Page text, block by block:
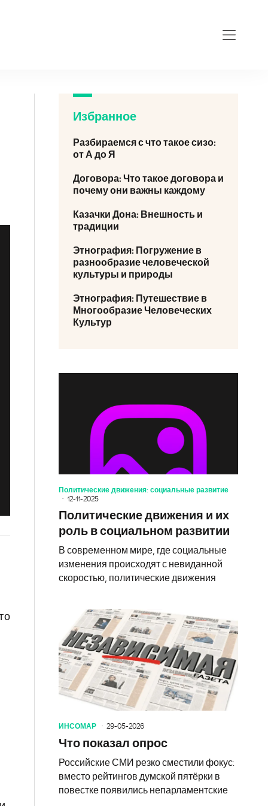
Избранное
Разбираемся с что такое сизо:
от А до Я
Договора: Что такое договора и
почему они важны каждому
Казачки Дона: Внешность и
традиции
Этнография: Погружение в
разнообразие человеческой
культуры и природы
Этнография: Путешествие в
Многообразие Человеческих
Культур
Политические движения: социальные развитие
12-11-2025
Политические движения и их
роль в социальном развитии
В современном мире, где социальные
изменения происходят с невиданной
скоростью, политические движения
ИНСОМАР 29-05-2026
Что показал опрос
Российские СМИ резко сместили фокус:
вместо рейтингов думской пятёрки в
повестке появились непарламентские